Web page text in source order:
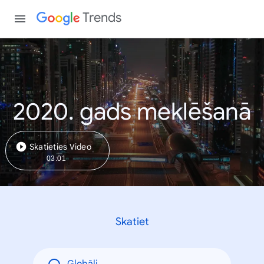
Trends
2020. gads meklēšanā
Skatieties Video
03:01
Skatiet